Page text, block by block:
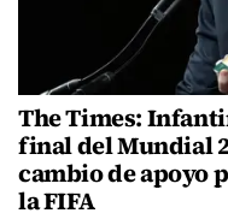
The Times:
final del Mundial
cambio de apoyo
la FIFA